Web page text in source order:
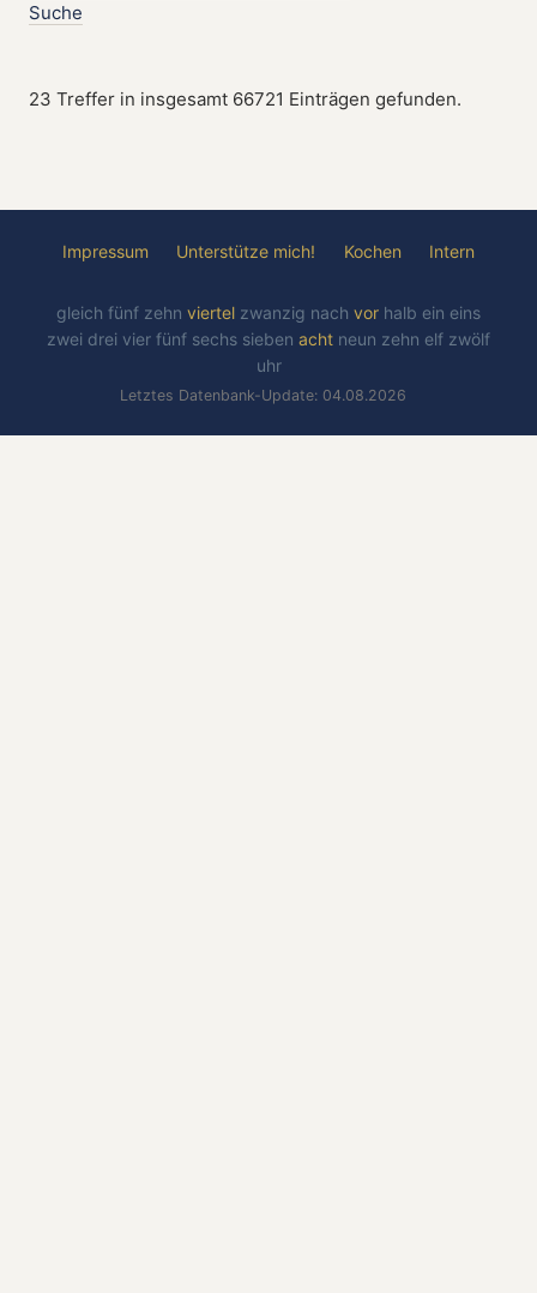
Suche
23 Treffer in insgesamt 66721 Einträgen gefunden.
Impressum Unterstütze mich! Kochen Intern
gleich fünf zehn viertel zwanzig nach vor halb ein eins
zwei drei vier fünf sechs sieben acht neun zehn elf zwölf
uhr
Letztes Datenbank-Update: 04.08.2026